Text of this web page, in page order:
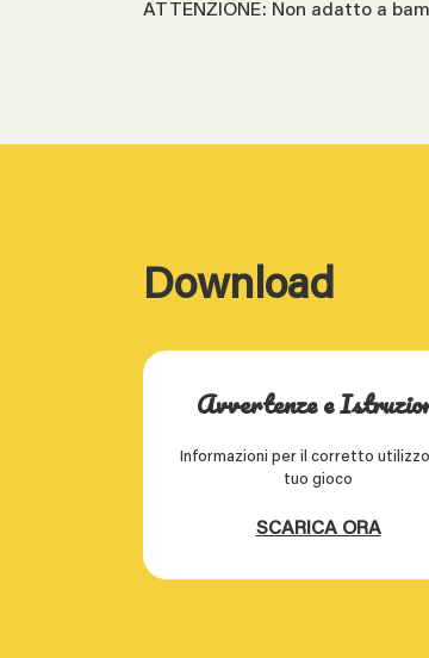
ATTENZIONE: Non adatto a
Download
Avvertenze e
Informazioni per il corretto utilizzo
tuo gioco
SCARICA ORA